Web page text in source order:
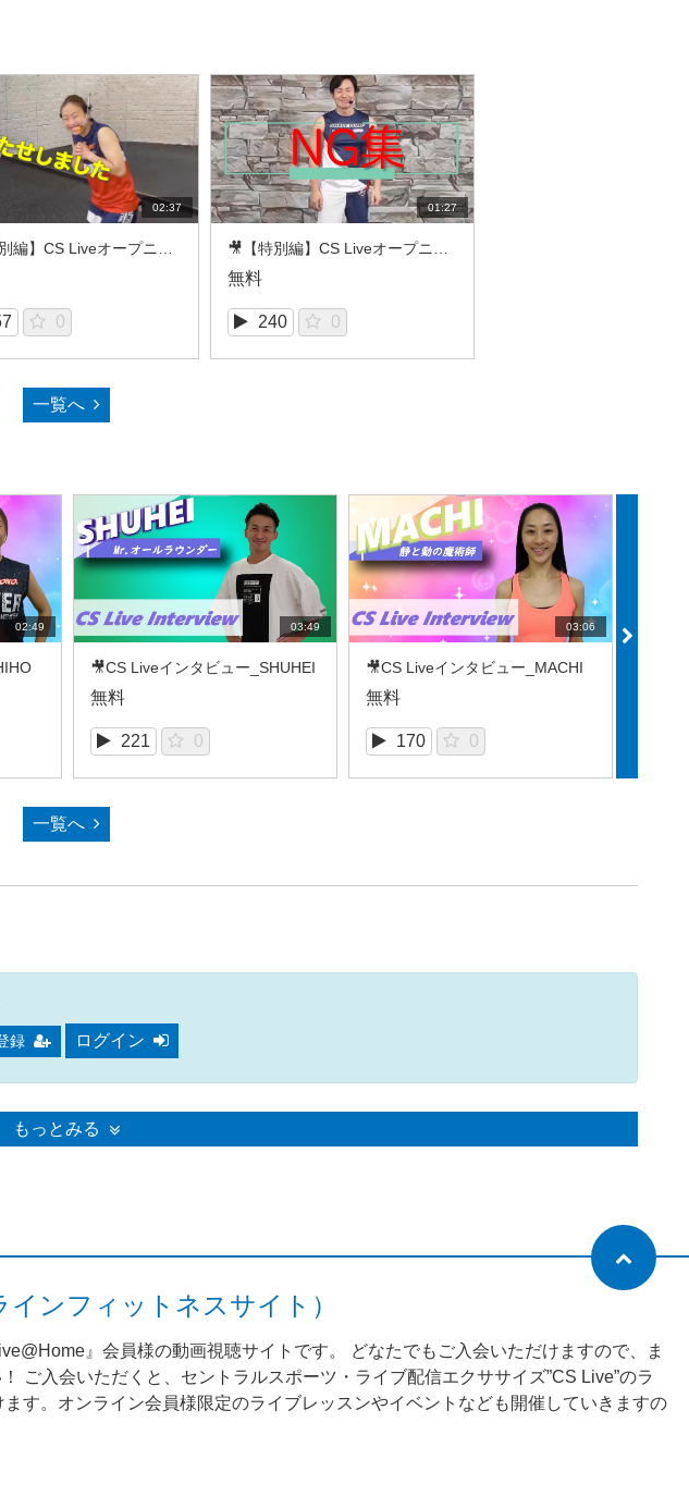
02:37
0
01:27
無料
240 0
一覧へ
02:49 03:49
🎥CS Liveインタビュー_SHUHEI
無料
221 0
03:06
🎥CS Liveインタビュー_MACHI
無料
170 0
一覧へ
録 ログイン
もっとみる
ンフィットネスサイト）
』会員様の動画視聴サイトです。 どなたでもご入会いただけますので、ま
ご入会いただくと、セントラルスポーツ・ライブ配信エクササイズ”CS Live”のラ
す。オンライン会員様限定のライブレッスンやイベントなども開催していきますの